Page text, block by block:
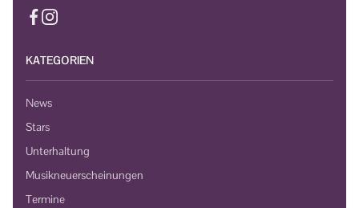
KATEGORIEN
News
Stars
Unterhaltung
Musikneuerscheinungen
Termine